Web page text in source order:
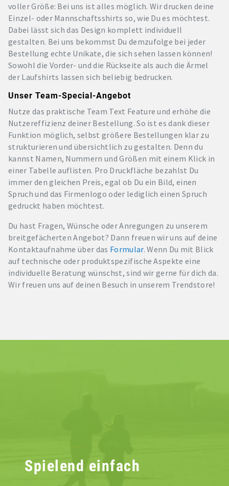
voller Größe: Bei uns ist alles möglich. Wir drucken deine
Einzel- oder Mannschaftsshirts so, wie Du es möchtest.
Dabei lässt sich das Design komplett individuell
gestalten. Bei uns bekommst Du demzufolge bei jeder
Bestellung echte Unikate, die sich sehen lassen können!
Sowohl die Vorder- und die Rückseite als auch die Ärmel
der Laufshirts lassen sich beliebig bedrucken.
Unser Team-Special-Angebot
Nutze das praktische Team Text Feature und erhöhe die
Nutzereffizienz deiner Bestellung. So ist es dank dieser
Funktion möglich, selbst größere Bestellungen klar zu
strukturieren und übersichtlich zu gestalten. Denn du
kannst Namen, Nummern und Größen mit einem Klick in
einer Tabelle auflisten. Pro Druckfläche bezahlst Du
immer den gleichen Preis, egal ob Du ein Bild, einen
Spruch und das Firmenlogo oder lediglich einen Spruch
gedruckt haben möchtest.
Du hast Fragen, Wünsche oder Anregungen zu unserem
breitgefächerten Angebot? Dann freuen wir uns auf deine
Kontaktaufnahme über das Formular. Wenn Du mit Blick
auf technische oder produktspezifische Aspekte eine
individuelle Beratung wünschst, sind wir gerne für dich da.
Wir freuen uns auf deinen Besuch in unserem Trendstore!
Spielend einfach